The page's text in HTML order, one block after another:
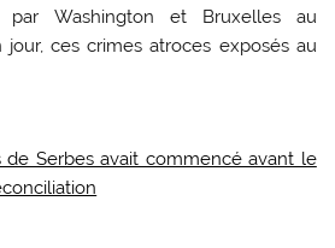
par Washington et Bruxelles au
ces crimes atroces exposés au
de Serbes avait commencé avant le